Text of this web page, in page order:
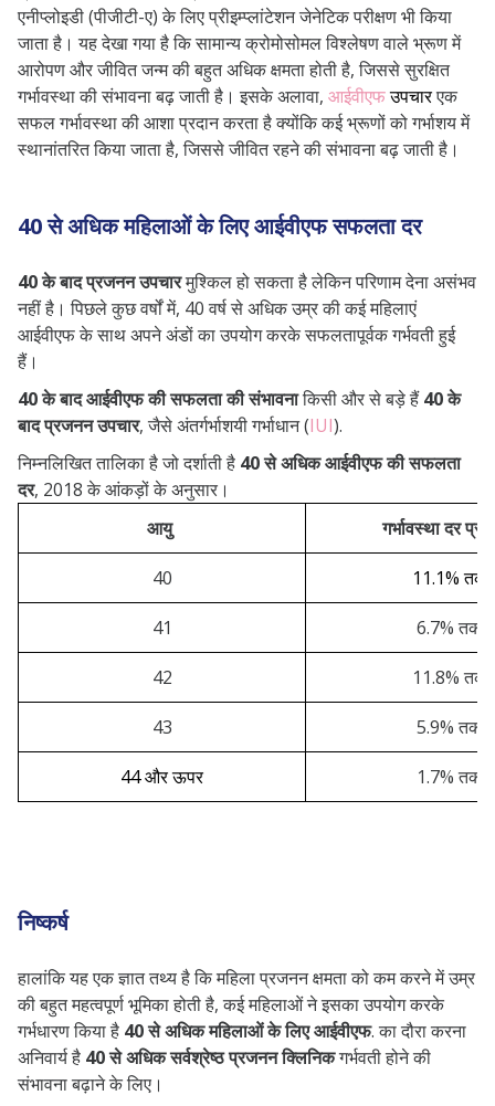
एनीप्लोइडी (पीजीटी-ए) के लिए प्रीइम्प्लांटेशन जेनेटिक परीक्षण भी किया
जाता है।यह देखा गया है कि सामान्य क्रोमोसोमल विश्लेषण वाले भ्रूण में
आरोपण और जीवित जन्म की बहुत अधिक क्षमता होती है, जिससे सुरक्षित
गर्भावस्था की संभावना बढ़ जाती है।इसके अलावा, आईवीएफउपचारएक
सफल गर्भावस्था की आशा प्रदान करता है क्योंकि कई भ्रूणों को गर्भाशय में
स्थानांतरित किया जाता है, जिससे जीवित रहने की संभावना बढ़ जाती है।
40 से अधिक महिलाओं के लिए आईवीएफ सफलता दर
40 के बाद प्रजनन उपचारमुश्किल हो सकता है लेकिन परिणाम देना असंभव
नहीं है। पिछले कुछ वर्षों में, 40 वर्ष से अधिक उम्र की कई महिलाएं
आईवीएफ के साथ अपने अंडों का उपयोग करके सफलतापूर्वक गर्भवती हुई
हैं।
40 के बाद आईवीएफ की सफलता की संभावनाकिसी और से बड़े हैं40 के
बाद प्रजनन उपचार, जैसे अंतर्गर्भाशयी गर्भाधान (IUI).
निम्नलिखित तालिका है जो दर्शाती है 40 से अधिक आईवीएफ की सफलता
दर, 2018 के आंकड़ों के अनुसार।
आयु
गर्भावस्था दर
40 11.1% तक
41 6.7% तक
42 11.8% तक
43 5.9% तक
44 और ऊपर 1.7% तक
निष्कर्ष
हालांकि यह एक ज्ञात तथ्य है कि महिला प्रजनन क्षमता को कम करने में उम्र
की बहुत महत्वपूर्ण भूमिका होती है, कई महिलाओं ने इसका उपयोग करके
गर्भधारण किया है 40 से अधिक महिलाओं के लिए आईवीएफ. का दौरा करना
अनिवार्य है 40 से अधिक सर्वश्रेष्ठ प्रजनन क्लिनिकगर्भवती होने की
संभावना बढ़ाने के लिए।